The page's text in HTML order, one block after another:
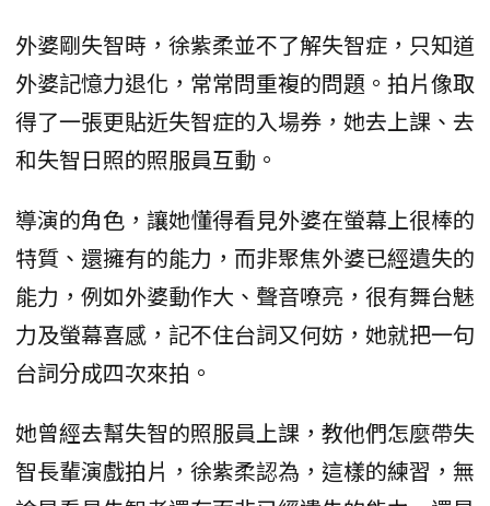
外婆剛失智時，徐紫柔並不了解失智症，只知道
外婆記憶力退化，常常問重複的問題。拍片像取
得了一張更貼近失智症的入場券，她去上課、去
和失智日照的照服員互動。
導演的角色，讓她懂得看見外婆在螢幕上很棒的
特質、還擁有的能力，而非聚焦外婆已經遺失的
能力，例如外婆動作大、聲音嘹亮，很有舞台魅
力及螢幕喜感，記不住台詞又何妨，她就把一句
台詞分成四次來拍。
她曾經去幫失智的照服員上課，教他們怎麼帶失
智長輩演戲拍片，徐紫柔認為，這樣的練習，無